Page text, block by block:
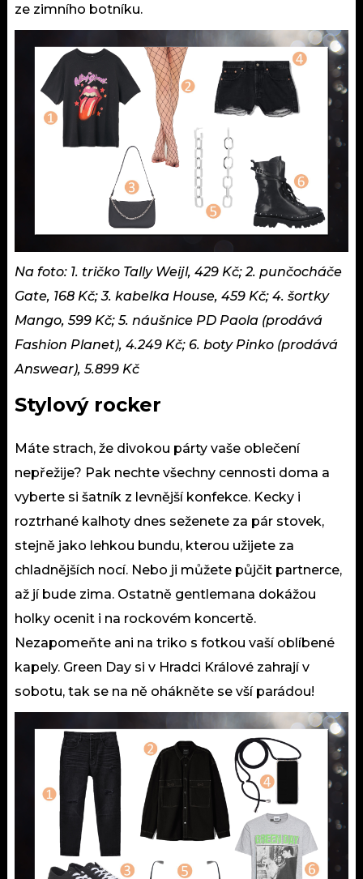
ze zimního botníku.
Na foto: 1. tričko Tally Weijl, 429 Kč; 2. punčocháče
Gate, 168 Kč; 3. kabelka House, 459 Kč; 4. šortky
Mango, 599 Kč; 5. náušnice PD Paola (prodává
Fashion Planet), 4.249 Kč; 6. boty Pinko (prodává
Answear), 5.899 Kč
Stylový rocker
Máte strach, že divokou párty vaše oblečení
nepřežije? Pak nechte všechny cennosti doma a
vyberte si šatník z levnější konfekce. Kecky i
roztrhané kalhoty dnes seženete za pár stovek,
stejně jako lehkou bundu, kterou užijete za
chladnějších nocí. Nebo ji můžete půjčit partnerce,
až jí bude zima. Ostatně gentlemana dokážou
holky ocenit i na rockovém koncertě.
Nezapomeňte ani na triko s fotkou vaší oblíbené
kapely. Green Day si v Hradci Králové zahrají v
sobotu, tak se na ně ohákněte se vší parádou!